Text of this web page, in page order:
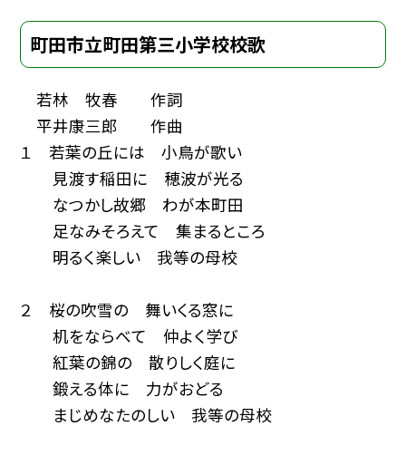
町田市立町田第三小学校校歌
若林 牧春 作詞
平井康三郎 作曲
１ 若葉の丘には 小鳥が歌い
見渡す稲田に 穂波が光る
なつかし故郷 わが本町田
足なみそろえて 集まるところ
明るく楽しい 我等の母校
２ 桜の吹雪の 舞いくる窓に
机をならべて 仲よく学び
紅葉の錦の 散りしく庭に
鍛える体に 力がおどる
まじめなたのしい 我等の母校